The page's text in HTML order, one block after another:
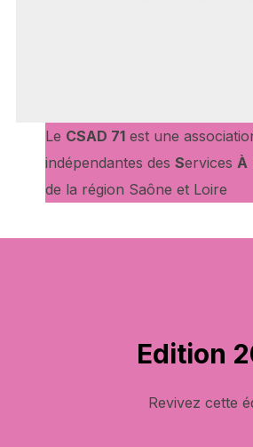
Le CSAD 71est une
indépendantes des Services À
de la région Saône et Loire
Edition
Revivez cette